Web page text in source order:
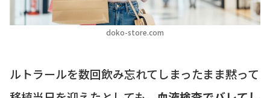
doko-store.com
ルトラールを数回飲み忘れてしまったまま黙って